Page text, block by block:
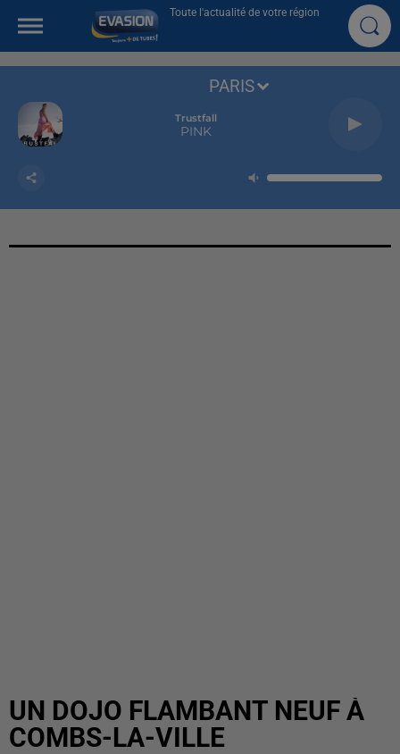
Toute l'actualité de votre région
Trustfall
PINK
PARIS
UN DOJO FLAMBANT NEUF À
COMBS-LA-VILLE